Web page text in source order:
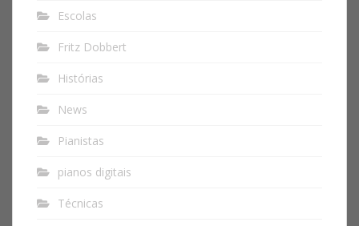
Escolas
Fritz Dobbert
Histórias
News
Pianistas
pianos digitais
Técnicas